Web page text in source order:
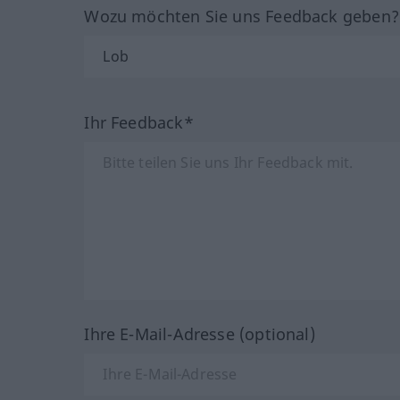
Wozu möchten Sie uns Feedback
Ihr Feedback*
Ihre E-Mail-Adresse (optional)